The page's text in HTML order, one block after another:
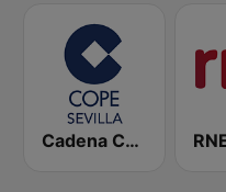
Cadena COPE Sevilla